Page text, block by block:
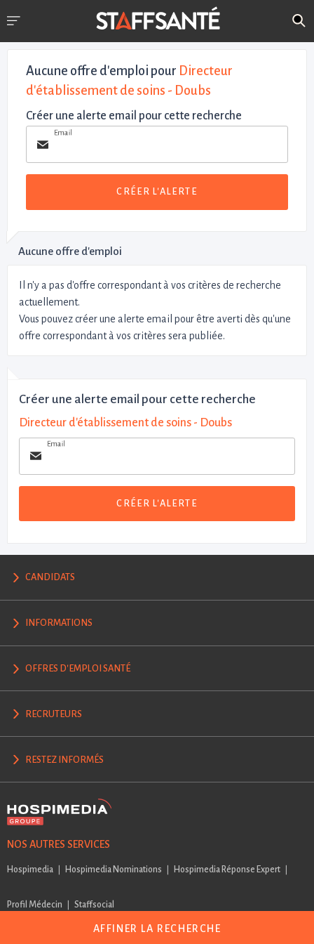
Aucune offre d'emploi pour Directeur
d'établissement de soins - Doubs
Créer une alerte email pour cette recherche
Email
CRÉER L'ALERTE
Aucune offre d'emploi
Il n'y a pas d'offre correspondant à vos critères de recherche
actuellement.
Vous pouvez créer une alerte email pour être averti dès qu'une
offre correspondant à vos critères sera publiée.
AFFINER LA RECHERCHE
Créer une alerte email pour cette recherche
Directeur d'établissement de soins - Doubs
Email
CRÉER L'ALERTE
CANDIDATS
INFORMATIONS
OFFRES D'EMPLOI SANTÉ
RECRUTEURS
RESTEZ INFORMÉS
NOS AUTRES SERVICES
Hospimedia Hospimedia Nominations Hospimedia Réponse Expert
Profil Médecin Staffsocial